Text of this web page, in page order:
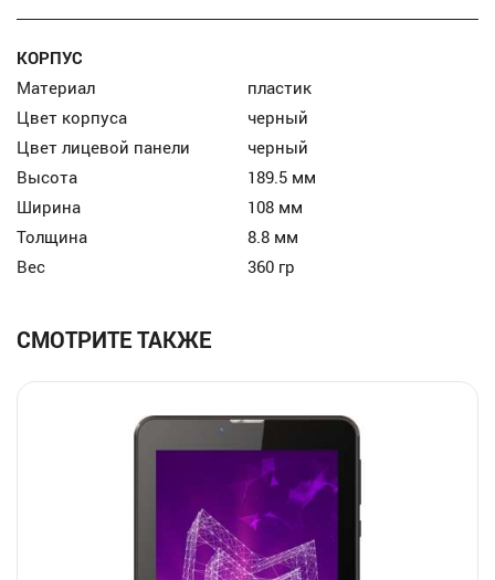
КОРПУС
Материал
пластик
Цвет корпуса
черный
Цвет лицевой панели
черный
Высота
189.5 мм
Ширина
108 мм
Толщина
8.8 мм
Вес
360 гр
СМОТРИТЕ ТАКЖЕ